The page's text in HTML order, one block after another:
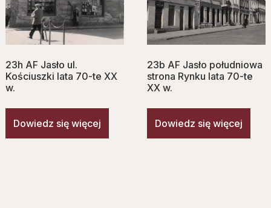
23h AF Jasło ul.
Kościuszki lata 70-te XX
w.
Dowiedz się więcej
23b AF Jasło południowa
strona Rynku lata 70-te
XX w.
Dowiedz się więcej